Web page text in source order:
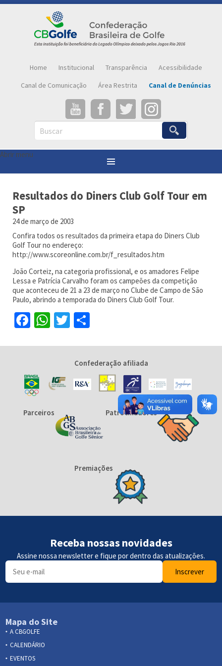
Home Institucional Transparência
Acessibilidade
Canal de Comunicação
Área Restrita Canal de Denúncias
Buscar
Abrir menu
Você está aqui: Notícias
Resultados do Diners Club Golf Tour em SP
Resultados do Diners Club Golf Tour em
SP
24 de março de 2003
Confira todos os resultados da primeira etapa do Diners Club
Golf Tour no endereço:
http://www.scoreonline.com.br/f_resultados.htm
João Corteiz, na categoria profissional, e os amadores Felipe
Lessa e Patrícia Carvalho foram os campeões da competição
que aconteceu de 21 a 23 de março no Clube de Campo de São
Paulo, abrindo a temporada do Diners Club Golf Tour.
Facebook
WhatsApp
Twitter
Confederação afiliada
Parceiros Patrocinadores
Premiações
Receba nossas novidades
Assine nossa newsletter e fique por dentro das atualizações.
Inscrever
Mapa do Site
A CBGOLFE
CALENDÁRIO
EVENTOS